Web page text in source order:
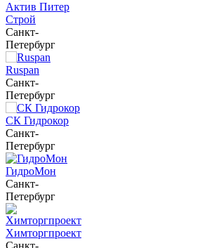
Актив Питер
Строй
Санкт-
Петербург
Ruspan
Санкт-
Петербург
СК Гидрокор
Санкт-
Петербург
ГидроМон
Санкт-
Петербург
Химторгпроект